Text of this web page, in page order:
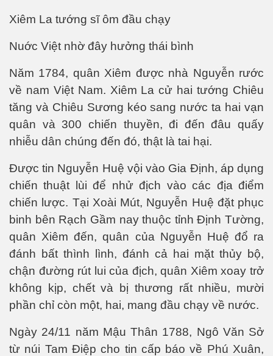
Xiêm La tướng sĩ ôm đầu chạy
Nuớc Việt nhờ đây hưởng thái bình
Năm 1784, quân Xiêm được nhà Nguyễn rước
về nam Việt Nam. Xiêm La cử hai tướng Chiêu
tăng và Chiêu Sương kéo sang nước ta hai vạn
quân và 300 chiến thuyền, đi đến đâu quấy
nhiễu dân chúng đến đó, thật là tai hại.
Được tin Nguyễn Huệ vội vào Gia Định, áp dụng
chiến thuật lùi để nhử địch vào các địa điểm
chiến lược. Tại Xoài Mút, Nguyễn Huệ đặt phục
binh bên Rạch Gầm nay thuộc tỉnh Định Tường,
quân Xiêm đến, quân của Nguyễn Huệ đổ ra
đánh bất thình lình, đánh cả hai mặt thủy bộ,
chận đường rút lui của địch, quân Xiêm xoay trở
không kịp, chết và bị thương rất nhiều, mười
phần chỉ còn một, hai, mang đầu chạy về nước.
Ngày 24/11 năm Mậu Thân 1788, Ngô Văn Sở
từ núi Tam Điệp cho tin cấp báo về Phú Xuân,